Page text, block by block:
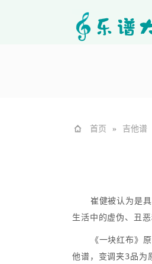
首页 » 吉他谱
崔健被认为是
生活中的虚伪、丑
《一块红布》
他谱，变调夹3品为